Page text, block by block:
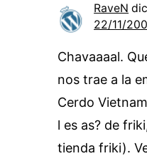
RaveN
22/11/
Chavaaaal.
nos trae a la
Cerdo
l es as? de
tienda friki).